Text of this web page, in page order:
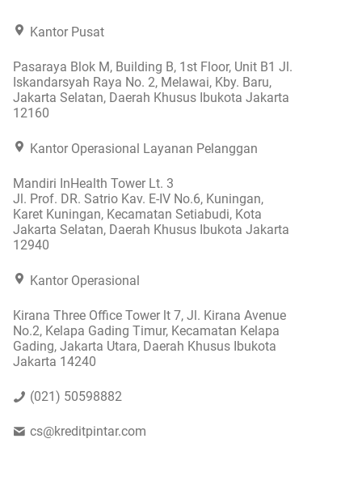
Kantor Pusat
Pasaraya Blok M, Building B, 1st Floor, Unit B1 Jl.
Iskandarsyah Raya No. 2, Melawai, Kby. Baru,
Jakarta Selatan, Daerah Khusus Ibukota Jakarta
12160
Kantor Operasional Layanan Pelanggan
Mandiri InHealth Tower Lt. 3
Jl. Prof. DR. Satrio Kav. E-IV No.6, Kuningan,
Karet Kuningan, Kecamatan Setiabudi, Kota
Jakarta Selatan, Daerah Khusus Ibukota Jakarta
12940
Kantor Operasional
Kirana Three Office Tower lt 7, Jl. Kirana Avenue
No.2, Kelapa Gading Timur, Kecamatan Kelapa
Gading, Jakarta Utara, Daerah Khusus Ibukota
Jakarta 14240
(021) 50598882
cs@kreditpintar.com